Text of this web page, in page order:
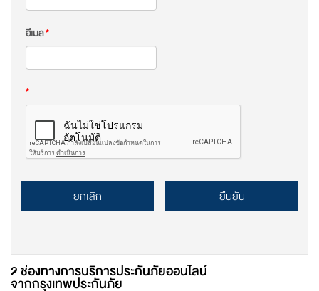
อีเมล*
*
ยกเลิก ยืนยัน
2 ช่องทางการบริการประกันภัยออนไลน์
จากกรุงเทพประกันภัย